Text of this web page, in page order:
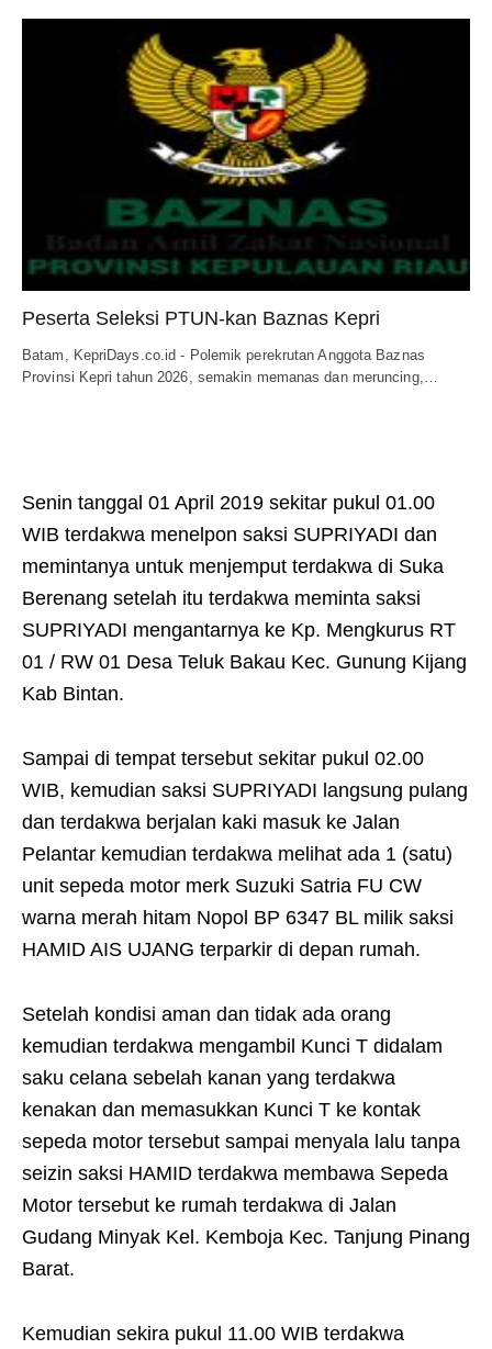
Peserta Seleksi PTUN-kan Baznas Kepri
Batam, KepriDays.co.id - Polemik perekrutan Anggota Baznas
Provinsi Kepri tahun 2026, semakin memanas dan meruncing,…
Senin tanggal 01 April 2019 sekitar pukul 01.00
WIB terdakwa menelpon saksi SUPRIYADI dan
memintanya untuk menjemput terdakwa di Suka
Berenang setelah itu terdakwa meminta saksi
SUPRIYADI mengantarnya ke Kp. Mengkurus RT
01 / RW 01 Desa Teluk Bakau Kec. Gunung Kijang
Kab Bintan.
Sampai di tempat tersebut sekitar pukul 02.00
WIB, kemudian saksi SUPRIYADI langsung pulang
dan terdakwa berjalan kaki masuk ke Jalan
Pelantar kemudian terdakwa melihat ada 1 (satu)
unit sepeda motor merk Suzuki Satria FU CW
warna merah hitam Nopol BP 6347 BL milik saksi
HAMID AIS UJANG terparkir di depan rumah.
Setelah kondisi aman dan tidak ada orang
kemudian terdakwa mengambil Kunci T didalam
saku celana sebelah kanan yang terdakwa
kenakan dan memasukkan Kunci T ke kontak
sepeda motor tersebut sampai menyala lalu tanpa
seizin saksi HAMID terdakwa membawa Sepeda
Motor tersebut ke rumah terdakwa di Jalan
Gudang Minyak Kel. Kemboja Kec. Tanjung Pinang
Barat.
Kemudian sekira pukul 11.00 WIB terdakwa